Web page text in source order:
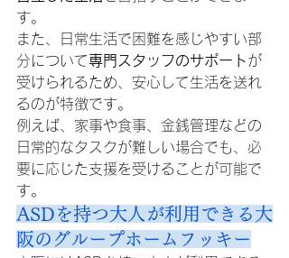
す。
また、日常生活で困難を感じやすい部
分について専門スタッフのサポートが
受けられるため、安心して生活を送れ
るのが特徴です。
例えば、家事や食事、金銭管理などの
日常的なタスクが難しい場合でも、必
要に応じた支援を受けることが可能で
す。
ASDを持つ大人が利用できる大
阪のグループホームフッキー